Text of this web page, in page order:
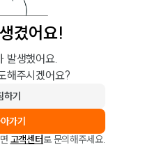
겼어요!
발생했어요.
해주시겠어요?
하기
가기
고객센터로 문의해주세요.